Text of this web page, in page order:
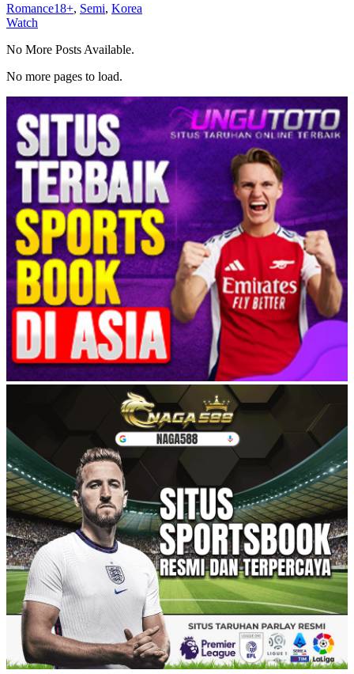
Romance18+, Semi, Korea
Watch
No More Posts Available.
No more pages to load.